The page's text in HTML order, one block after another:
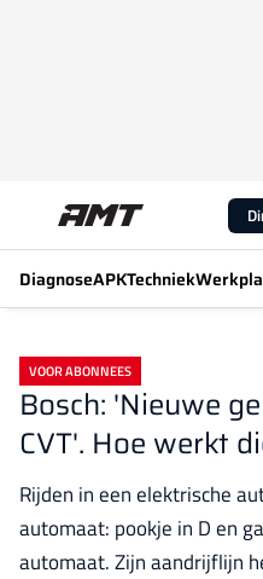
DiagnoseAPKTechniek
VOOR ABONNEES
Bosch: 'Nieuwe
CVT'. Hoe werkt
Rijden in een elektrische
automaat: pookje in D en
automaat. Zijn aandrijflijn